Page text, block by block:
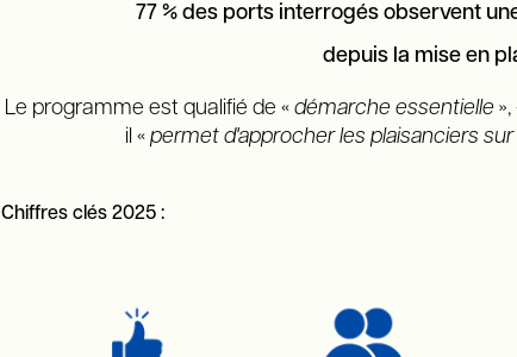
77 % des ports interrogés observent
depuis la mise en
Le programme est qualifié de « démarche essentielle »,
il « permet d'approcher les plaisanciers
Chiffres clés 2025 :